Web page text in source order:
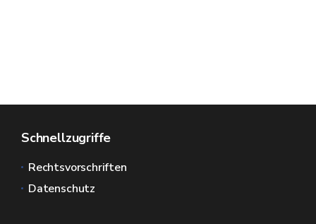
Schnellzugriffe
Rechtsvorschriften
Datenschutz